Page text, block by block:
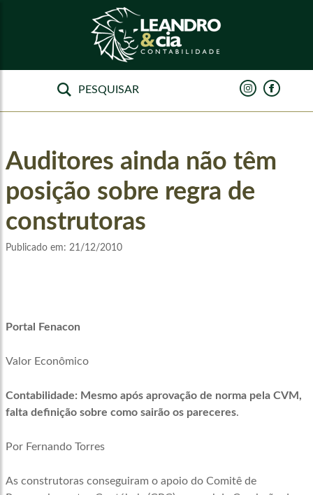
Auditores ainda não têm
posição sobre regra de
construtoras
Publicado em: 21/12/2010
Portal Fenacon
Valor Econômico
Contabilidade: Mesmo após aprovação de norma pela CVM,
falta definição sobre como sairão os pareceres.
Por Fernando Torres
As construtoras conseguiram o apoio do Comitê de